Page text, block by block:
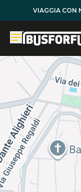
VIAGGIA CON